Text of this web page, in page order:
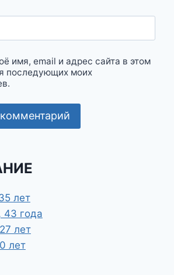
имя, email и адрес сайта в этом
последующих моих
лет
43 года
лет
лет